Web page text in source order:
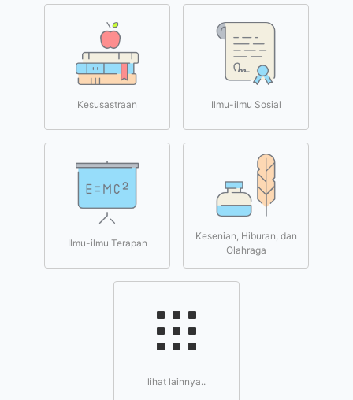
Kesusastraan Ilmu-ilmu Sosial
Ilmu-ilmu Terapan
Kesenian, Hiburan, dan
Olahraga
lihat lainnya..